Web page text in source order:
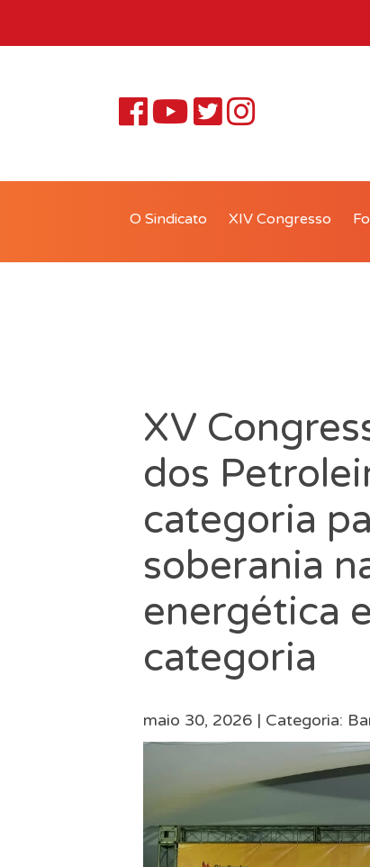
O Sindicato XIV Congresso
XV
dos
categoria
soberania
energética
categoria
maio 30, 2026 | Categoria: